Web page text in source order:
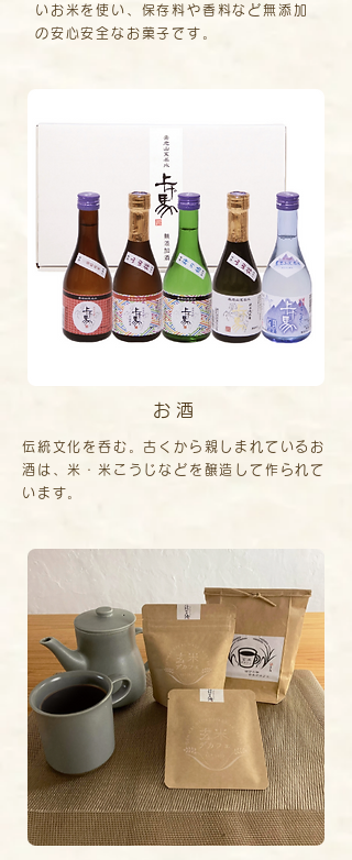
いお米を使い、保存料や香料など無添加
の安心安全なお菓子です。
お酒
伝統文化を呑む。古くから親しまれているお
酒は、米・米こうじなどを醸造して作られて
います。